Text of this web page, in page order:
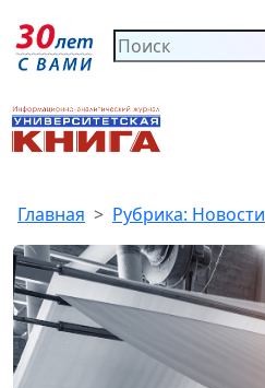
Главная Рубрика: Новости